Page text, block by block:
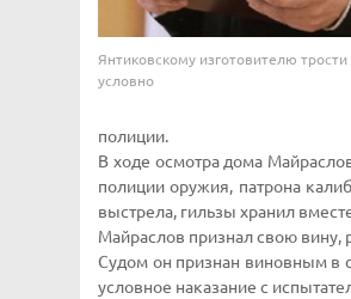
Янтиковскому изготовителю трости
условно
полиции.
В ходе осмотра дома
полиции оружия, патрона
выстрела, гильзы хранил
Майраслов признал свою вину,
Судом он признан виновным в
условное наказание с